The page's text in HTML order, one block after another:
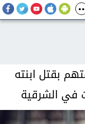
بقتل ابنته
في الشرقية